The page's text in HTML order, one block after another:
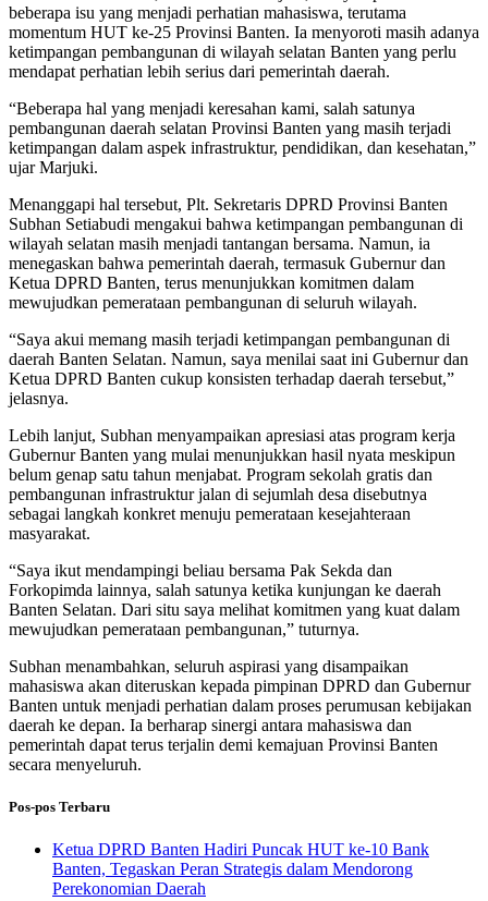
beberapa isu yang menjadi perhatian mahasiswa, terutama
momentum HUT ke-25 Provinsi Banten. Ia menyoroti masih adanya
ketimpangan pembangunan di wilayah selatan Banten yang perlu
mendapat perhatian lebih serius dari pemerintah daerah.
“Beberapa hal yang menjadi keresahan kami, salah satunya
pembangunan daerah selatan Provinsi Banten yang masih terjadi
ketimpangan dalam aspek infrastruktur, pendidikan, dan kesehatan,”
ujar Marjuki.
Menanggapi hal tersebut, Plt. Sekretaris DPRD Provinsi Banten
Subhan Setiabudi mengakui bahwa ketimpangan pembangunan di
wilayah selatan masih menjadi tantangan bersama. Namun, ia
menegaskan bahwa pemerintah daerah, termasuk Gubernur dan
Ketua DPRD Banten, terus menunjukkan komitmen dalam
mewujudkan pemerataan pembangunan di seluruh wilayah.
“Saya akui memang masih terjadi ketimpangan pembangunan di
daerah Banten Selatan. Namun, saya menilai saat ini Gubernur dan
Ketua DPRD Banten cukup konsisten terhadap daerah tersebut,”
jelasnya.
Lebih lanjut, Subhan menyampaikan apresiasi atas program kerja
Gubernur Banten yang mulai menunjukkan hasil nyata meskipun
belum genap satu tahun menjabat. Program sekolah gratis dan
pembangunan infrastruktur jalan di sejumlah desa disebutnya
sebagai langkah konkret menuju pemerataan kesejahteraan
masyarakat.
“Saya ikut mendampingi beliau bersama Pak Sekda dan
Forkopimda lainnya, salah satunya ketika kunjungan ke daerah
Banten Selatan. Dari situ saya melihat komitmen yang kuat dalam
mewujudkan pemerataan pembangunan,” tuturnya.
Subhan menambahkan, seluruh aspirasi yang disampaikan
mahasiswa akan diteruskan kepada pimpinan DPRD dan Gubernur
Banten untuk menjadi perhatian dalam proses perumusan kebijakan
daerah ke depan. Ia berharap sinergi antara mahasiswa dan
pemerintah dapat terus terjalin demi kemajuan Provinsi Banten
secara menyeluruh.
Pos-pos Terbaru
Ketua DPRD Banten Hadiri Puncak HUT ke-10 Bank
Banten, Tegaskan Peran Strategis dalam Mendorong
Perekonomian Daerah